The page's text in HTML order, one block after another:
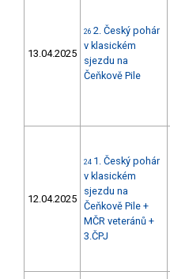
13.04.2025
26 2. Český pohár
v klasickém
sjezdu na
Čeňkově Pile
12.04.2025
24 1. Český pohár
v klasickém
sjezdu na
Čeňkově Pile +
MČR veteránů +
3.ČPJ